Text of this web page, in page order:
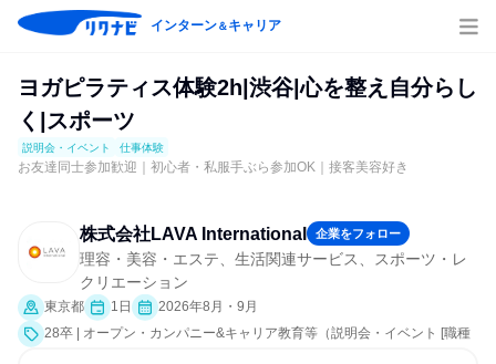
インターン＆キャリア
ヨガピラティス体験2h|渋谷|心を整え自分らし
く|スポーツ
説明会・イベント 仕事体験
お友達同士参加歓迎｜初心者・私服手ぶら参加OK｜接客美容好き
株式会社LAVA International 企業をフォロー
理容・美容・エステ、生活関連サービス、スポーツ・レ
クリエーション
東京都 1日
2026年8月・9月
28卒 | オープン・カンパニー&キャリア教育等（説明会・イベント [職種